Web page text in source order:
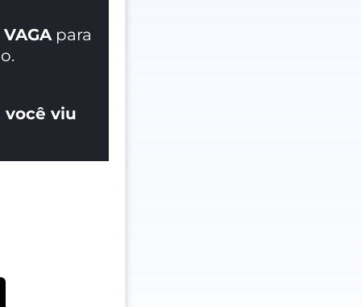
para
você viu